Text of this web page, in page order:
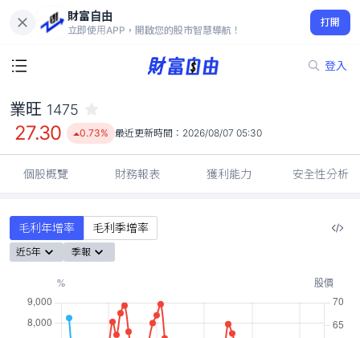
財富自由
立即使用APP，開啟您的股市智慧導航！
打開
登入
27.30
0.73%
業旺 1475
27.30 0.73% 最近更新時間： 2026/08/07 05:30
個股概覽 財務報表 獲利能力 安全性分析
毛利年增率 毛利季增率
近5年 季報